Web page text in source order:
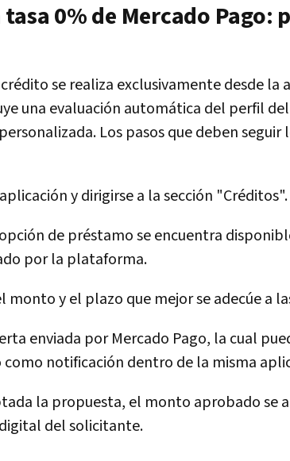
0% de Mercado Pago:
se realiza exclusivamente desde la
una evaluación automática del perfil
Los pasos que deben seguir
y dirigirse a la sección "Créditos".
de préstamo se encuentra
por la plataforma.
monto y el plazo que mejor se adecúe a
enviada por Mercado Pago, la cual
notificación dentro de la misma
la propuesta, el monto aprobado se
del solicitante.